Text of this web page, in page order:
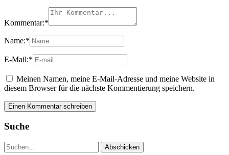
Kommentar:*
Name:*
E-Mail:*
Meinen Namen, meine E-Mail-Adresse und meine Website in
diesem Browser für die nächste Kommentierung speichern.
Suche